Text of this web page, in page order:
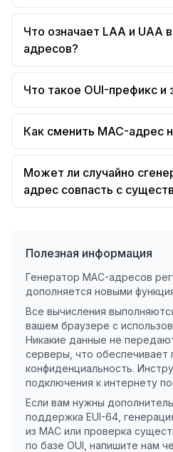
Что означает LAA и UAA
адресов?
Что такое OUI-префикс и
Как сменить MAC-адрес
Может ли случайно
адрес совпасть с
Полезная информация
Генератор MAC-адресов
дополняется новыми
Все вычисления
вашем браузере с
Никакие данные не
серверы, что обеспечивает
конфиденциальность.
подключения к интернету
Если вам нужны
поддержка EUI-64,
из MAC или проверка
по базе OUI, напишите нам